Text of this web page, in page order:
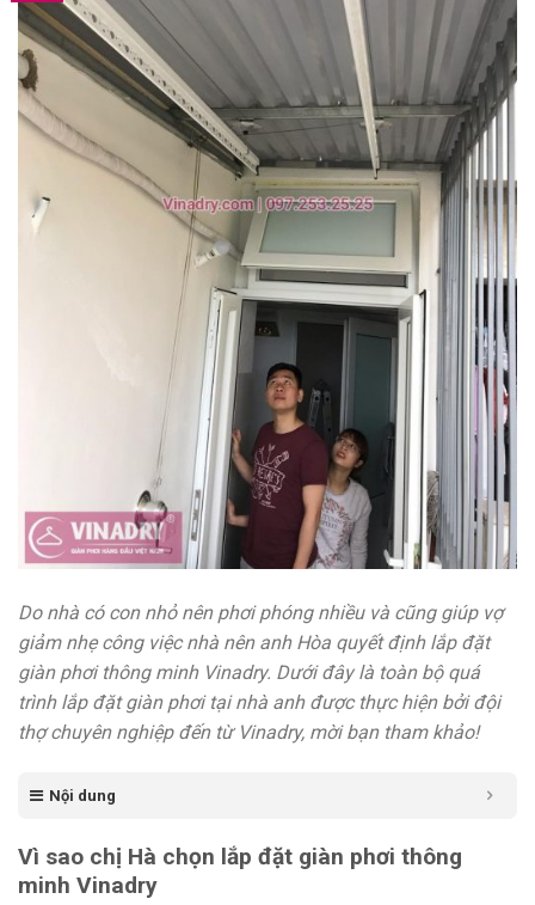
Do nhà có con nhỏ nên phơi phóng nhiều và cũng giúp vợ
giảm nhẹ công việc nhà nên anh Hòa quyết định lắp đặt
giàn phơi thông minh Vinadry. Dưới đây là toàn bộ quá
trình lắp đặt giàn phơi tại nhà anh được thực hiện bởi đội
thợ chuyên nghiệp đến từ Vinadry, mời bạn tham khảo!
Nội dung
Vì sao chị Hà chọn lắp đặt giàn phơi thông
minh Vinadry